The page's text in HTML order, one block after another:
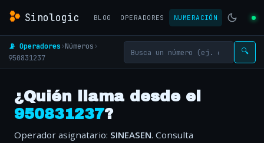
Sinologic BLOG OPERADORES NUMERACIÓN
📡 Operadores›Números›
950831237
🔍
¿Quién llama desde el
950831237?
Operador asignatario: SINEASEN. Consulta